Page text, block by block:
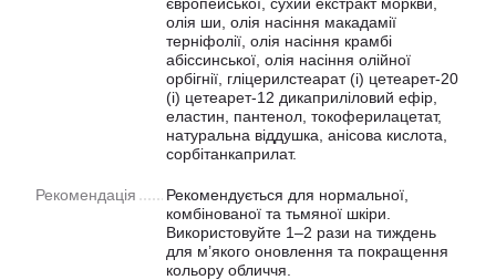
олія ши, олія насіння макадамії
терніфолії, олія насіння крамбі
абіссинської, олія насіння олійної
орбігнії, гліцерилстеарат (і) цетеарет-20
(і) цетеарет-12 дикаприліловий ефір,
еластин, пантенол, токоферилацетат,
натуральна віддушка, анісова кислота,
сорбітанкаприлат.
Рекомендація
Рекомендується для нормальної,
комбінованої та тьмяної шкіри.
Використовуйте 1–2 рази на тиждень
для м’якого оновлення та покращення
кольору обличчя.